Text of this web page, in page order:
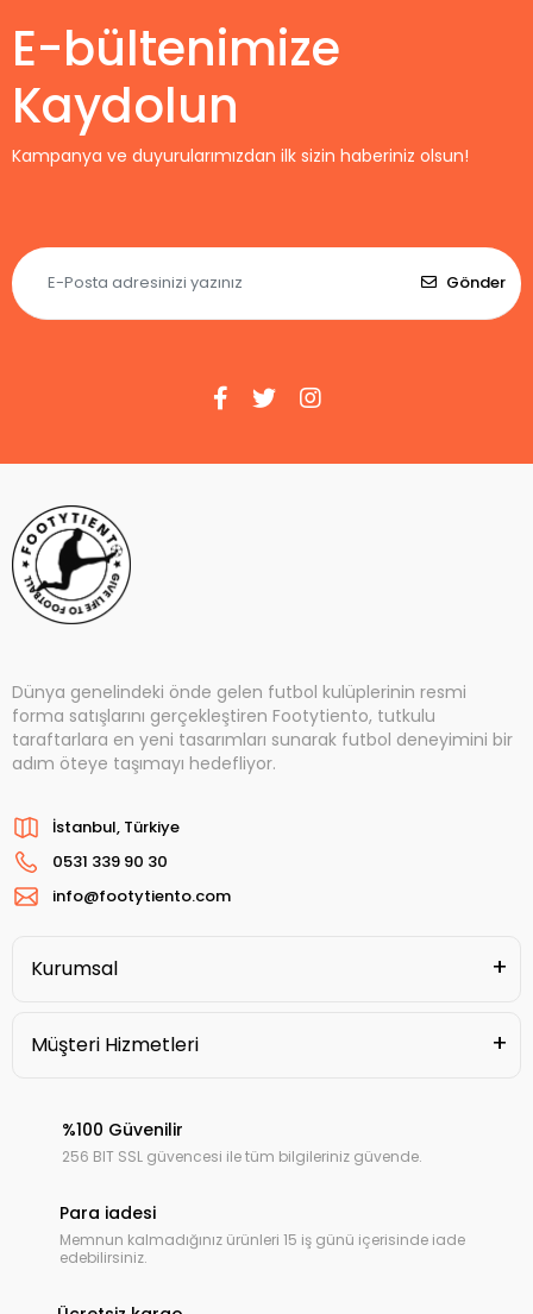
E-bültenimize
Kaydolun
Kampanya ve duyurularımızdan ilk sizin haberiniz olsun!
Gönder
Dünya genelindeki önde gelen futbol kulüplerinin resmi
forma satışlarını gerçekleştiren Footytiento, tutkulu
taraftarlara en yeni tasarımları sunarak futbol deneyimini bir
adım öteye taşımayı hedefliyor.
İstanbul, Türkiye
0531 339 90 30
info@footytiento.com
Kurumsal
Müşteri Hizmetleri
%100 Güvenilir
256 BIT SSL güvencesi ile tüm bilgileriniz güvende.
Para iadesi
Memnun kalmadığınız ürünleri 15 iş günü içerisinde iade
edebilirsiniz.